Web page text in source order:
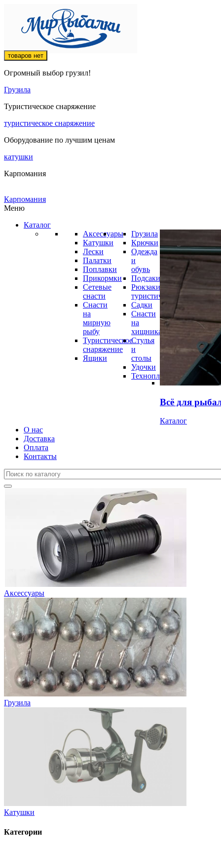
товаров нет
Огромный выбор грузил!
Грузила
Туристическое снаряжение
туристическое снаряжение
Оборудование по лучшим ценам
катушки
Карпомания
Карпомания
Меню
Каталог
Аксессуары
Катушки
Лески
Палатки
Поплавки
Прикормки
Сетевые
снасти
Снасти
на
мирную
рыбу
Туристическое
снаряжение
Ящики
Грузила
Крючки
Одежда
и
обувь
Подсаки
Рюкзаки
туристические
Садки
Снасти
на
хищника
Стулья
и
столы
Удочки
Технопланктон
Всё для
Каталог
О нас
Доставка
Оплата
Контакты
Аксессуары
Грузила
Катушки
Категории